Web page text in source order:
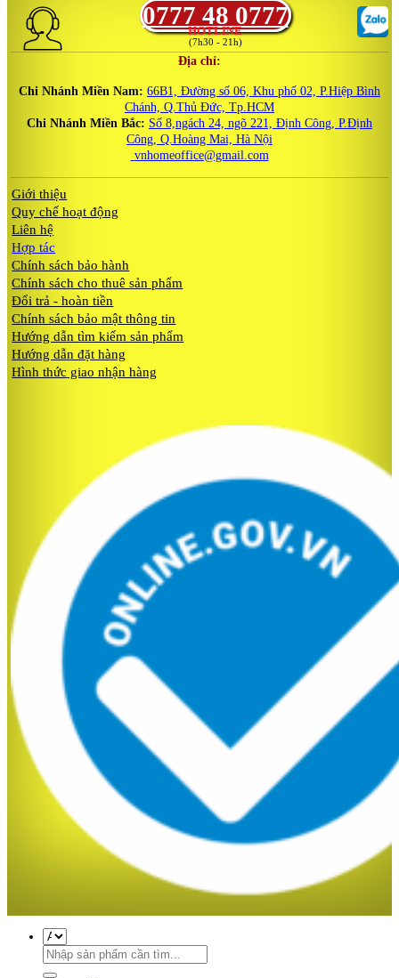
0777 48 0777
HOTLINE
(7h30 - 21h)
Địa chỉ:
Chi Nhánh Miền Nam: 66B1, Đường số 06, Khu phố 02, P.Hiệp Bình
Chánh, Q.Thủ Đức, Tp.HCM
Chi Nhánh Miền Bắc: Số 8,ngách 24, ngõ 221, Định Công, P.Định
Công, Q.Hoàng Mai, Hà Nội
vnhomeoffice@gmail.com
Giới thiệu
Quy chế hoạt động
Liên hệ
Hợp tác
Chính sách bảo hành
Chính sách cho thuê sản phẩm
Đổi trả - hoàn tiền
Chính sách bảo mật thông tin
Hướng dẫn tìm kiếm sản phẩm
Hướng dẫn đặt hàng
Hình thức giao nhận hàng